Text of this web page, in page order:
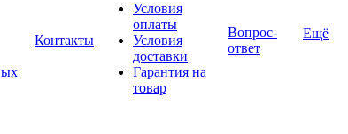
Контакты
Условия
оплаты
Условия
доставки
Гарантия на
товар
Вопрос-
ответ
Ещё